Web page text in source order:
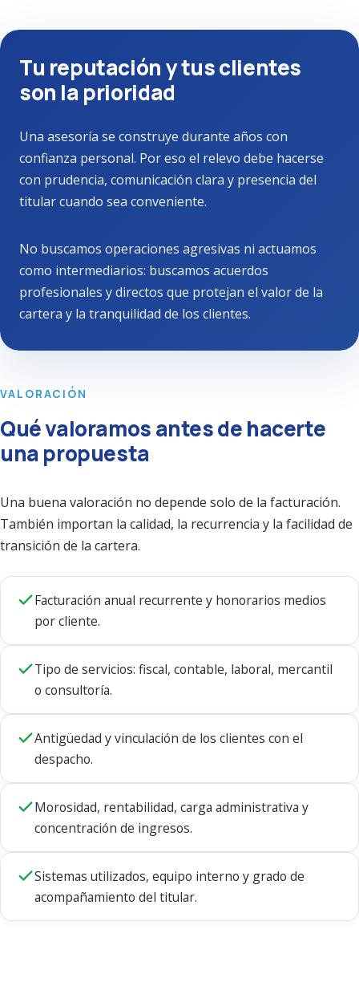
Tu reputación y tus clientes
son la prioridad
Una asesoría se construye durante años con
confianza personal. Por eso el relevo debe hacerse
con prudencia, comunicación clara y presencia del
titular cuando sea conveniente.
No buscamos operaciones agresivas ni actuamos
como intermediarios: buscamos acuerdos
profesionales y directos que protejan el valor de la
cartera y la tranquilidad de los clientes.
VALORACIÓN
Qué valoramos antes de hacerte
una propuesta
Una buena valoración no depende solo de la facturación.
También importan la calidad, la recurrencia y la facilidad de
transición de la cartera.
Facturación anual recurrente y honorarios medios
por cliente.
Tipo de servicios: fiscal, contable, laboral, mercantil
o consultoría.
Antigüedad y vinculación de los clientes con el
despacho.
Morosidad, rentabilidad, carga administrativa y
concentración de ingresos.
Sistemas utilizados, equipo interno y grado de
acompañamiento del titular.